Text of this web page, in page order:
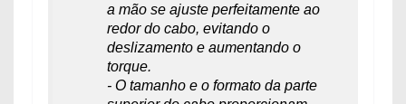
a mão se ajuste perfeitamente ao
redor do cabo, evitando o
deslizamento e aumentando o
torque.
- O tamanho e o formato da parte